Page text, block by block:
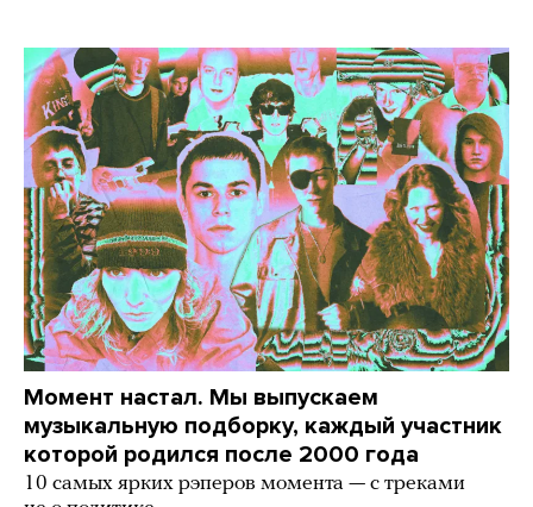
Момент настал. Мы выпускаем
музыкальную подборку, каждый участник
которой родился после 2000 года
10 самых ярких рэперов момента — с треками